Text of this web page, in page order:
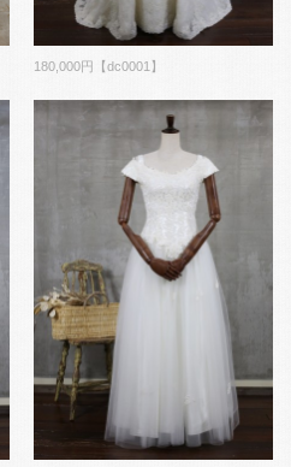
180,000円【dc0001】